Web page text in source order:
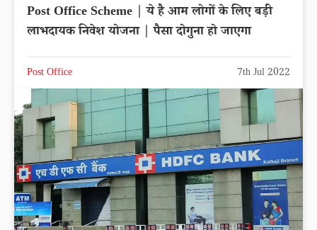
Post Office Scheme | ये है आम लोगों के लिए बड़ी
लाभदायक निवेश योजना | पैसा दोगुना हो जाएगा
Post Office 7th Jul 2022